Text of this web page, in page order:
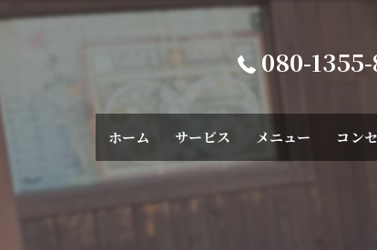
080-
ホーム サービス メニュー コン